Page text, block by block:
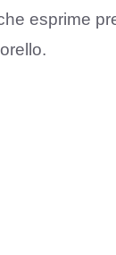
esprime